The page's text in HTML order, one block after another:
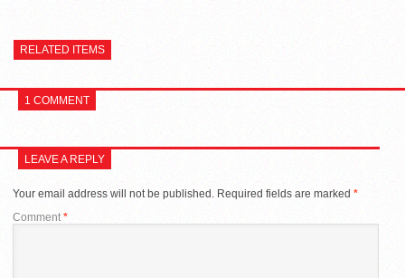
RELATED ITEMS
1 COMMENT
LEAVE A REPLY
Your email address will not be published. Required fields are marked *
Comment*